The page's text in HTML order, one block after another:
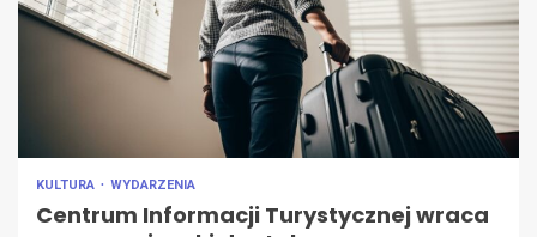
KULTURA WYDARZENIA
Centrum Informacji Turystycznej wraca